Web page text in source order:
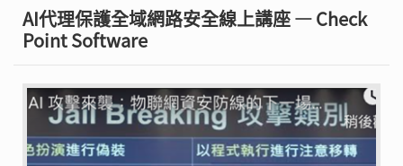
AI代理保護全域網路安全線上講座 — Check
Point Software